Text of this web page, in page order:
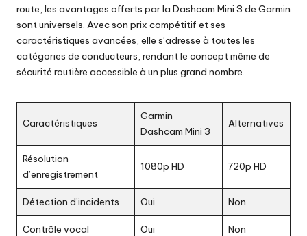
route, les avantages offerts par la Dashcam Mini 3 de Garmin
sont universels. Avec son prix compétitif et ses
caractéristiques avancées, elle s’adresse à toutes les
catégories de conducteurs, rendant le concept même de
sécurité routière accessible à un plus grand nombre.
Caractéristiques
Garmin
Dashcam Mini 3
Alternatives
Résolution
d’enregistrement
1080p HD 720p HD
Détection d’incidents Oui Non
Contrôle vocal Oui Non